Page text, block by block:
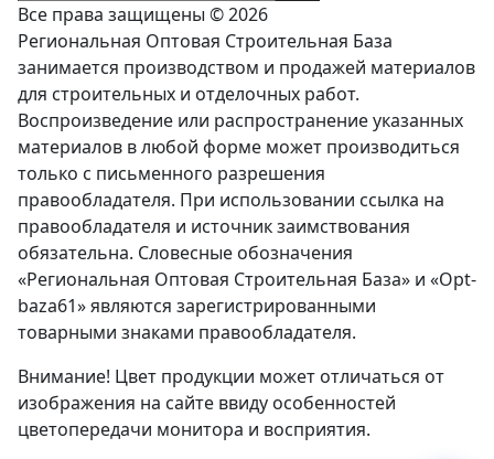
Все права защищены © 2026
Региональная Оптовая Строительная База
занимается производством и продажей материалов
для строительных и отделочных работ.
Воспроизведение или распространение указанных
материалов в любой форме может производиться
только с письменного разрешения
правообладателя. При использовании ссылка на
правообладателя и источник заимствования
обязательна. Словесные обозначения
«Региональная Оптовая Строительная База» и «Opt-
baza61» являются зарегистрированными
товарными знаками правообладателя.
Внимание! Цвет продукции может отличаться от
изображения на сайте ввиду особенностей
цветопередачи монитора и восприятия.